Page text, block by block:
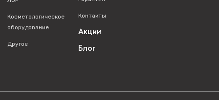
Косметологическое
оборудование
Другое
Контакты
Акции
Блог